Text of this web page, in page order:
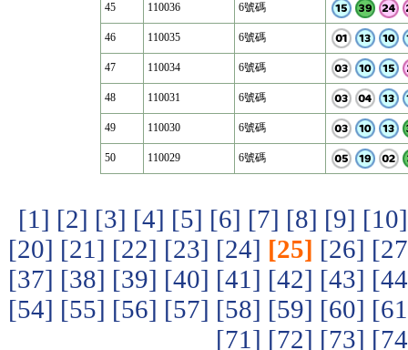
45 110036 6號碼
46 110035 6號碼
47 110034 6號碼
48 110031 6號碼
49 110030 6號碼
50 110029 6號碼
[1] [2] [3] [4] [5] [6] [7] [8] [9] [10]
[20] [21] [22] [23] [24] [25] [26]
[37] [38] [39] [40] [41] [42] [43]
[54] [55] [56] [57] [58] [59] [60]
[71] [72] [73]